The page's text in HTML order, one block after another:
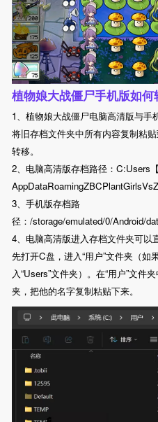
植物娘大战僵尸手机版如何
1、植物娘大战僵尸电脑高清版与
将旧存档文件夹中所有内容复制粘
转移。
2、电脑高清版存档路径：C:Users
3、手机版存档路
径：/storage/emulated/0/Android/
4、电脑高清版进入存档文件夹可以
先打开C盘，进入“用户”文件夹（如
入“Users”文件夹）。在“用户”文件
夹，把他的名字复制粘贴下来。